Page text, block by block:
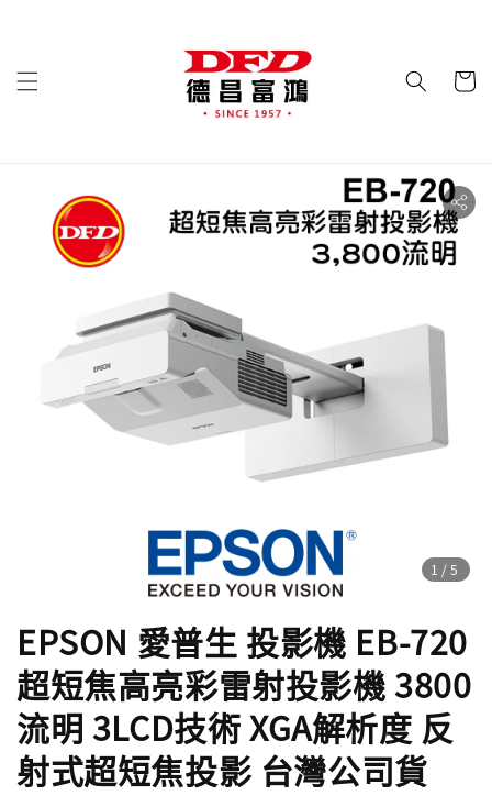
1 /5
EPSON 愛普生 投影機 EB-720
超短焦高亮彩雷射投影機 3800
流明 3LCD技術 XGA解析度 反
射式超短焦投影 台灣公司貨